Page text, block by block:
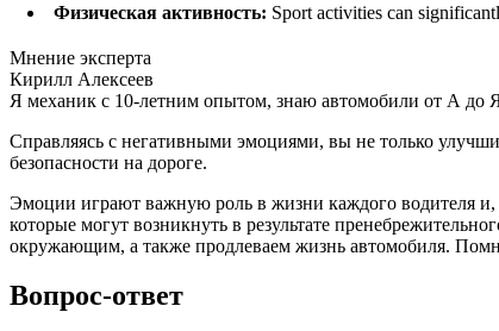
Физическая активность: Sport activities can
Мнение эксперта
Кирилл Алексеев
Я механик с 10-летним опытом, знаю автомобили от А до
Справляясь с негативными эмоциями, вы не только
безопасности на дороге.
Эмоции играют важную роль в жизни каждого водителя и,
которые могут возникнуть в результате
окружающим, а также продлеваем жизнь автомобиля.
Вопрос-ответ